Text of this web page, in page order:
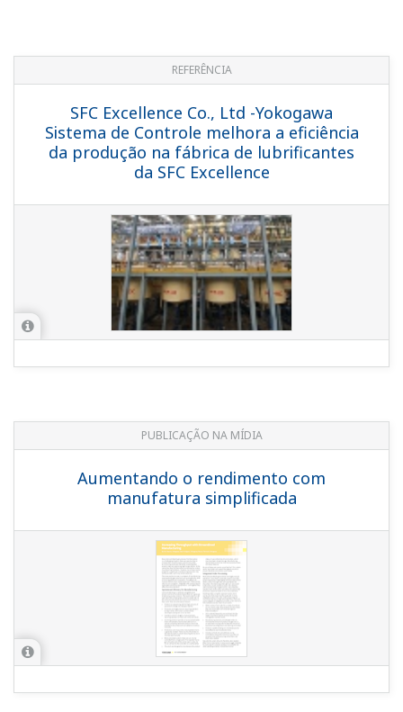
REFERÊNCIA
SFC Excellence Co., Ltd -Yokogawa
Sistema de Controle melhora a eficiência
da produção na fábrica de lubrificantes
da SFC Excellence
PUBLICAÇÃO NA MÍDIA
Aumentando o rendimento com
manufatura simplificada